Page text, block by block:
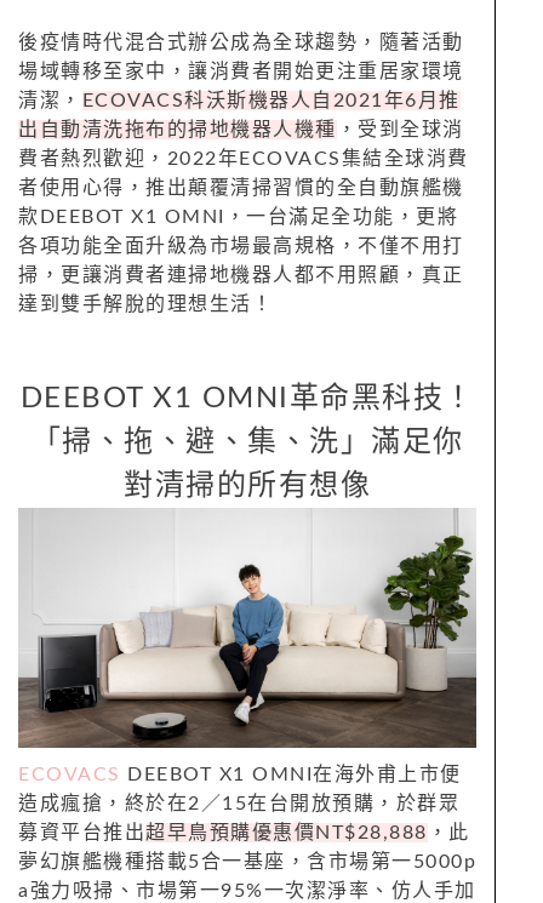
後疫情時代混合式辦公成為全球趨勢，隨著活動
場域轉移至家中，讓消費者開始更注重居家環境
清潔，
ECOVACS科沃斯機器人自2021年6月推
出自動清洗拖布的掃地機器人機種 ，受到全球消
費者熱烈歡迎，2022年ECOVACS集結全球消費
者使用心得，推出顛覆清掃習慣的全自動旗艦機
款DEEBOT X1 OMNI，一台滿足全功能，更將
各項功能全面升級為市場最高規格，不僅不用打
掃，更讓消費者連掃地機器人都不用照顧，真正
達到雙手解脫的理想生活！
DEEBOT X1 OMNI革命黑科技！
「掃、拖、避、集、洗」滿足你
對清掃的所有想像
ECOVACS
DEEBOT X1 OMNI在海外甫上市便
造成瘋搶，終於在2／15在台開放預購，於群眾
募資平台推出超早鳥預購優惠價NT$28,888 ，此
夢幻旗艦機種搭載5合一基座，含市場第一5000p
a強力吸掃、市場第一95%一次潔淨率、仿人手加